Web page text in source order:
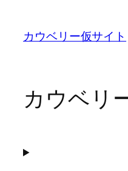
カウベリー仮サイト
カウベリ